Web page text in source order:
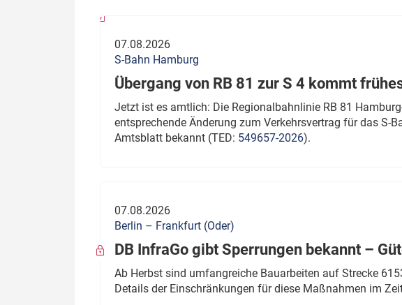
07.08.2026
S-Bahn Hamburg
Übergang von RB 81 zur S 4 kommt
Jetzt ist es amtlich: Die Regionalbahnlinie RB 81
entsprechende Änderung zum Verkehrsvertrag für das S-
Amtsblatt bekannt (TED: 549657-2026).
07.08.2026
Berlin – Frankfurt (Oder)
DB InfraGo gibt Sperrungen bekannt –
Ab Herbst sind umfangreiche Bauarbeiten auf Strecke
Details der Einschränkungen für diese Maßnahmen im